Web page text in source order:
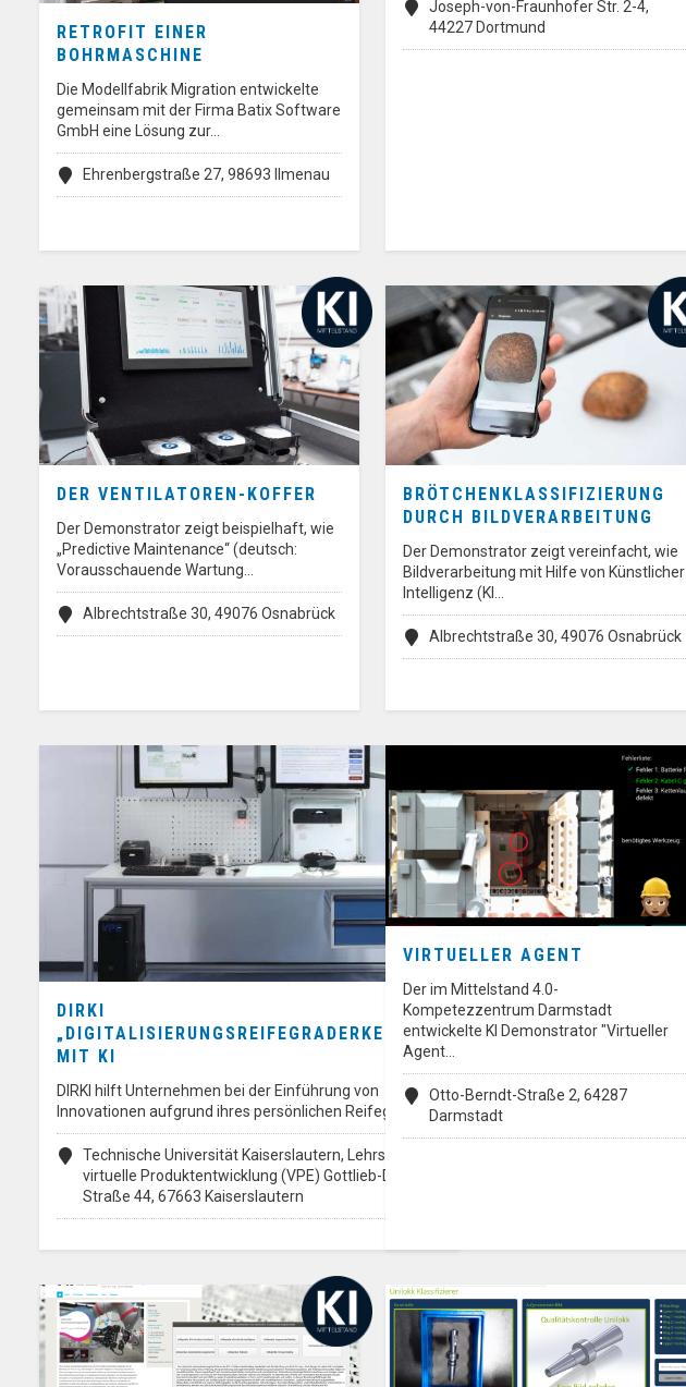
RETROFIT EINER
BOHRMASCHINE
Die Modellfabrik Migration entwickelte
gemeinsam mit der Firma Batix Software
GmbH eine Lösung zur…
Ehrenbergstraße 27, 98693 Ilmenau
Joseph-von-Fraunhofer Str. 2-4,
44227 Dortmund
DER VENTILATOREN-KOFFER
Der Demonstrator zeigt beispielhaft, wie
„Predictive Maintenance“ (deutsch:
Vorausschauende Wartung…
Albrechtstraße 30, 49076 Osnabrück
BRÖTCHENKLASSIFIZIERUNG
DURCH BILDVERARBEITUNG
Der Demonstrator zeigt vereinfacht, wie
Bildverarbeitung mit Hilfe von Künstlicher
Intelligenz (KI…
Albrechtstraße 30, 49076 Osnabrück
DIRKI
„DIGITALISIERUNGSREIFEGRADERKENNER“
MIT KI
DIRKI hilft Unternehmen bei der Einführung von
Innovationen aufgrund ihres persönlichen Reifegrades…
Technische Universität Kaiserslautern, Lehrstuhl für
virtuelle Produktentwicklung (VPE) Gottlieb-Daimler-
Straße 44, 67663 Kaiserslautern
VIRTUELLER AGENT
Der im Mittelstand 4.0-
Kompetezzentrum Darmstadt
entwickelte KI Demonstrator "Virtueller
Agent…
Otto-Berndt-Straße 2, 64287
Darmstadt